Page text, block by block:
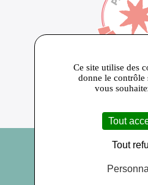
Près de 65010
Plus de 10 00024
ILE DE
Ce site utilise des
donne le contrôle
vous
Tout
Tout